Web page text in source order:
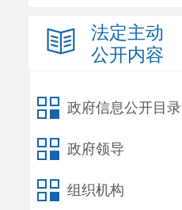
法定主动
公开内容
政府信息公开目录
政府领导
组织机构